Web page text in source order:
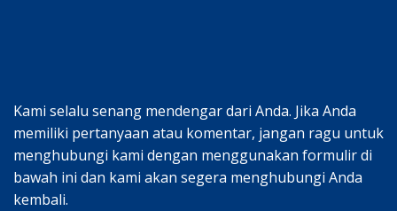
Kami selalu senang mendengar dari Anda. Jika Anda
memiliki pertanyaan atau komentar, jangan ragu untuk
menghubungi kami dengan menggunakan formulir di
bawah ini dan kami akan segera menghubungi Anda
kembali.